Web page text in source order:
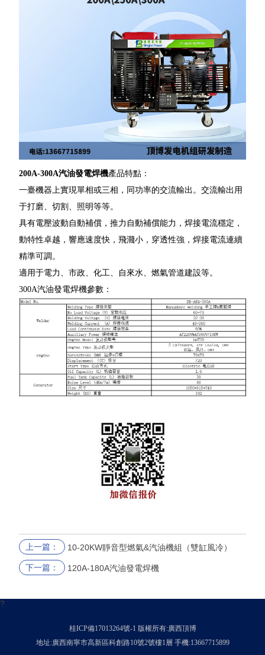
200A-300A汽油發電焊機產品特點：
一臺機器上實現單相或三相，同功率的交流輸出。交流輸出用
于打磨、切割、照明等等。
具有電壓波動自動補償，推力自動補償能力，焊接電流穩定，
動特性卓越，響應速度快，飛濺小，穿透性強，焊接電流連續
精準可調。
適用于電力、市政、化工、自來水、燃氣管道建設等。
300A汽油發電焊機參數：
上一篇： 10-20KW靜音型燃氣&汽油機組（雙缸風冷）
下一篇： 120A-180A汽油發電焊機
?
桂ICP備17013264號-1 版權所有:廣西頂博
地址:廣西南寧市高新區科創路10號2號樓1層 手機:13667715899